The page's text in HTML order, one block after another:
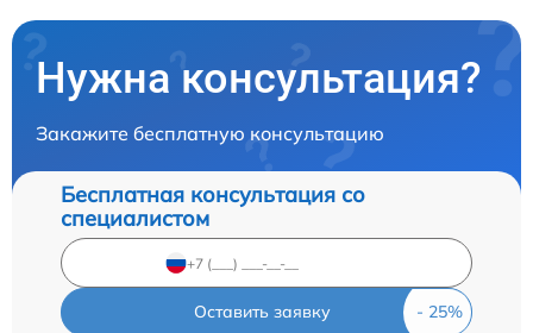
Нужна консультация?
Закажите бесплатную консультацию
Бесплатная консультация со
специалистом
Оставить заявку